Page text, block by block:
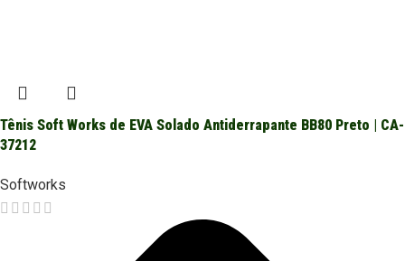
Tênis Soft Works de EVA Solado Antiderrapante BB80 Preto | CA-
37212
Softworks